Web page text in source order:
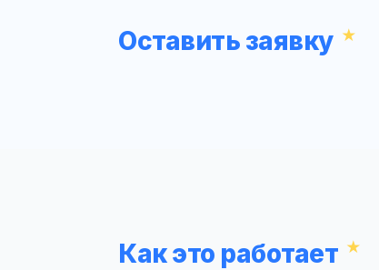
Оставить заявку
Как это работает